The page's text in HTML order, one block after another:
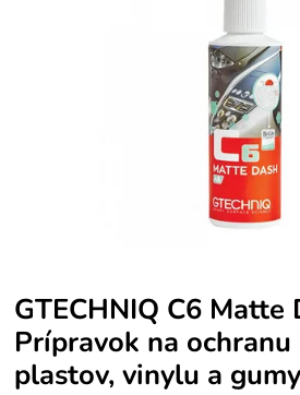
GTECHNIQ C6 Matte
Prípravok na
plastov, vinylu a gumy